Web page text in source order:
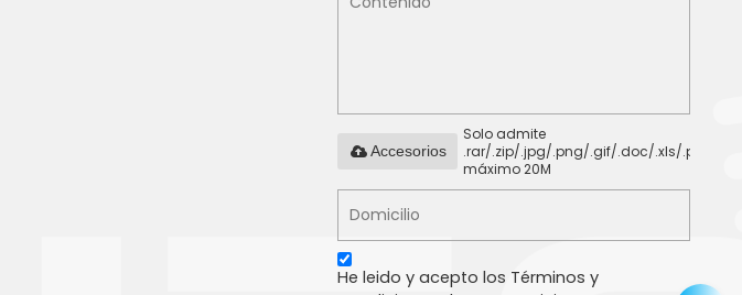
Solo admite
.rar/.zip/.jpg/.png/.gif/.doc/.xls/.pdf,
máximo 20M
Accesorios
He leido y acepto los Términos y